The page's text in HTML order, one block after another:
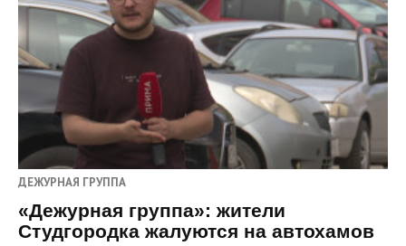
ДЕЖУРНАЯ ГРУППА
«Дежурная группа»: жители
Студгородка жалуются на автохамов